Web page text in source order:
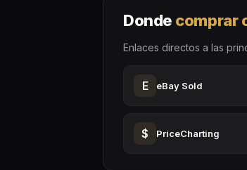
Donde comprar
Enlaces directos a las
E eBay Sold
$ PriceCharting